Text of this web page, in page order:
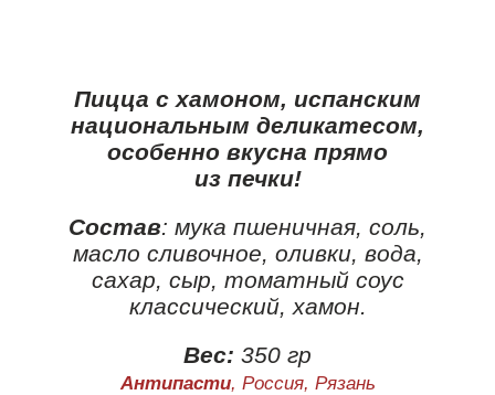
Пицца с хамоном, испанским
национальным деликатесом,
особенно вкусна прямо
из печки!
Состав: мука пшеничная, соль,
масло сливочное, оливки, вода,
сахар, сыр, томатный соус
классический, хамон.
Вес: 350 гр
Антипасти, Россия, Рязань